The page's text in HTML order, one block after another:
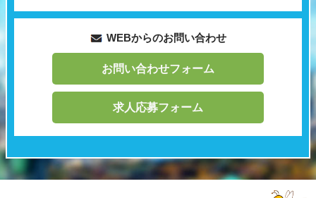
WEBからのお問い合わせ
お問い合わせフォーム
求人応募フォーム